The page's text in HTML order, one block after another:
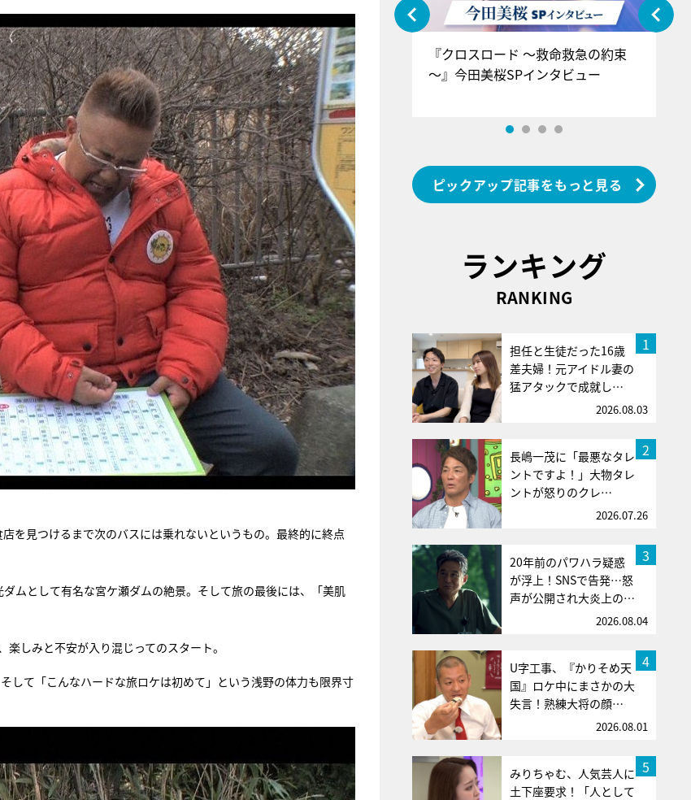
を見つけるまで次のバスには乗れないというもの。最終的に終点
ムとして有名な宮ケ瀬ダムの絶景。そして旅の最後には、「美肌
しみと不安が入り混じってのスタート。
て「こんなハードな旅ロケは初めて」という浅野の体力も限界寸
『アイ＝ラブ！げーみんぐ』＝LOV
E齋藤樹愛羅＆佐々木舞香SPインタ
ビュー
『クロスロード ～救命救急の約束
～』今田美桜SPインタビュー
ピックアップ記事をもっと見る
ランキング
RANKING
1
担任と生徒だった16歳
差夫婦！元アイドル妻の
猛アタックで成就し…
2026.08.03
2
長嶋一茂に「最悪なタレ
ントですよ！」大物タレ
ントが怒りのクレ…
2026.07.26
3
20年前のパワハラ疑惑
が浮上！SNSで告発…怒
声が公開され大炎上の…
2026.08.04
4
U字工事、『かりそめ天
国』ロケ中にまさかの大
失言！熟練大将の顔…
2026.08.01
5
みりちゃむ、人気芸人に
土下座要求！「人として